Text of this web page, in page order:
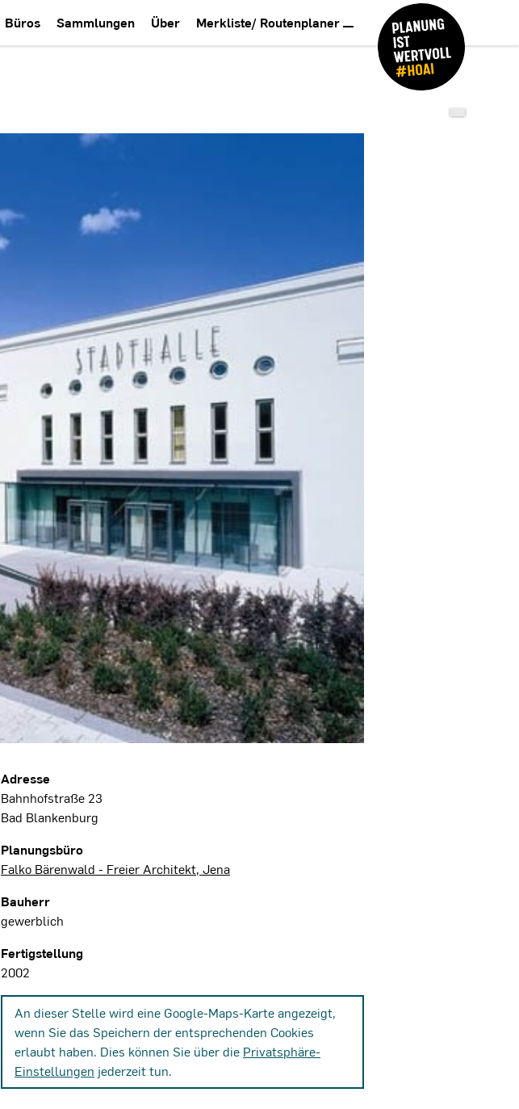
Büros Sammlungen Über Merkliste/ Routenplaner
Projektdaten
Adresse
Bahnhofstraße 23
Bad Blankenburg
Planungsbüro
Falko Bärenwald - Freier Architekt, Jena
Bauherr
gewerblich
Fertigstellung
2002
An dieser Stelle wird eine Google-Maps-Karte angezeigt,
wenn Sie das Speichern der entsprechenden Cookies
erlaubt haben. Dies können Sie über die Privatsphäre-
Einstellungen jederzeit tun.